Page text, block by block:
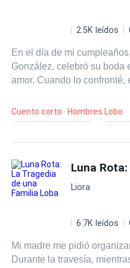
2.5K leídos
En el día de mi
González, celebró su boda
amor. Cuando lo confronté, él simplemente dijo: —
cumplirle su último deseo.
juzgando mal. ¿Tú sabes si te
perdido el vínculo del alma
convertido en una simple
manada. No lloré, ni hice escándalo. Solo pedí una cita
me fui de aquella casa. Le
qué, ese hombre que
empezó a buscarme como
Cuento corto · Hombres Lobo
Independiente Origen de
Fingimientio de Muerte
Luna Rota:
Liora
6.7K leídos
Mi madre me pidió
Durante la travesía,